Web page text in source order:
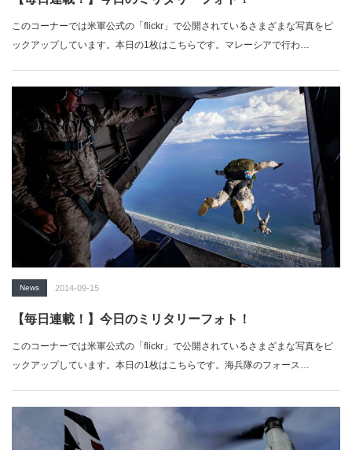
このコーナーでは米軍公式の「flickr」で公開されているさまざまな写真をピ
ックアップしています。本日の1枚はこちらです。マレーシアで行わ…
News 2014-09-15
【毎日連載！】今日のミリタリーフォト！
このコーナーでは米軍公式の「flickr」で公開されているさまざまな写真をピ
ックアップしています。本日の1枚はこちらです。海兵隊のフォース…